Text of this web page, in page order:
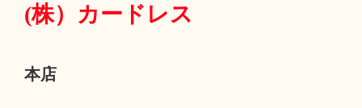
(株） カードレス
本店